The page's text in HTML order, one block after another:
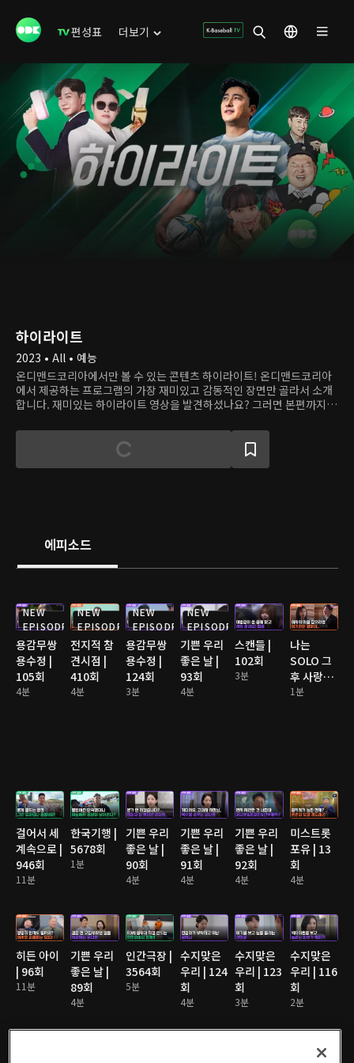
편성표 더보기
하이라이트
2023 • All • 예능
온디맨드코리아에서만 볼 수 있는 콘텐츠 하이라이트! 온디맨드코리아
에서 제공하는 프로그램의 가장 재미있고 감동적인 장면만 골라서 소개
합니다. 재미있는 하이라이트 영상을 발견하셨나요? 그러면 본편까지
에피소드
NEW
EPISODE
용감무쌍
용수정 |
105회
4분
NEW
EPISODE
전지적 참
견시점 |
410회
4분
NEW
EPISODE
용감무쌍
용수정 |
124회
3분
NEW
EPISODE
기쁜 우리
좋은 날 |
93회
4분
스캔들 |
102회
3분
나는
SOLO 그
후 사랑은
계속된다
1분
걸어서 세
계속으로 |
946회
11분
한국기행 |
5678회
1분
기쁜 우리
좋은 날 |
90회
4분
기쁜 우리
좋은 날 |
91회
4분
기쁜 우리
좋은 날 |
92회
4분
미스트롯
포유 | 13
회
4분
히든 아이
| 96회
11분
기쁜 우리
좋은 날 |
89회
4분
인간극장 |
3564회
5분
수지맞은
우리 | 124
회
4분
수지맞은
우리 | 123
회
3분
수지맞은
우리 | 116
회
2분